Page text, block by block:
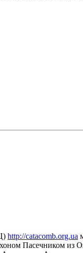
http://catacomb.org.ua
Пасечником из